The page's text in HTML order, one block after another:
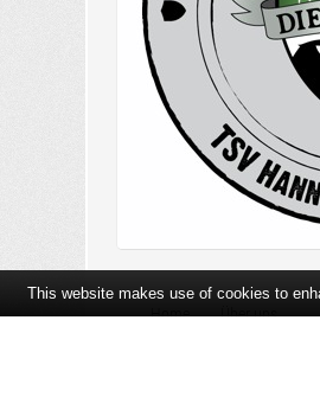
Home Über uns
This website makes use of cookies to